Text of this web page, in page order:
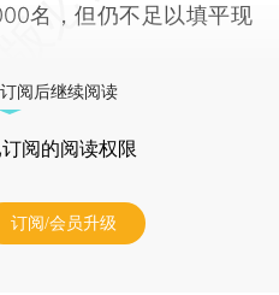
名，但仍不足以填平现
阅后继续阅读
阅的阅读权限
订阅/会员升级